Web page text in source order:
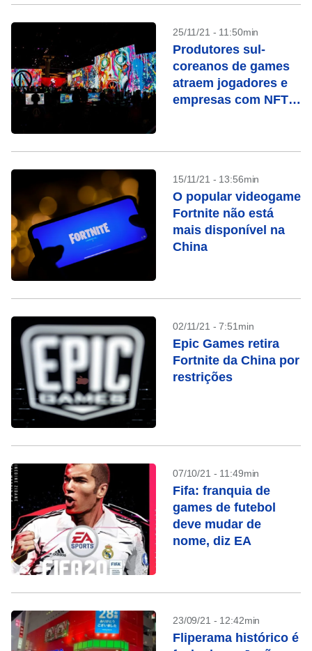
25/11/21 - 11:50min
Produtores sul-
coreanos de games
atraem jogadores e
empresas com NFTs
15/11/21 - 13:56min
O popular videogame
Fortnite não está
mais disponível na
China
02/11/21 - 7:51min
Epic Games retira
Fortnite da China por
restrições
07/10/21 - 11:49min
Fifa: franquia de
games de futebol
deve mudar de
nome, diz EA
23/09/21 - 12:42min
Fliperama histórico é